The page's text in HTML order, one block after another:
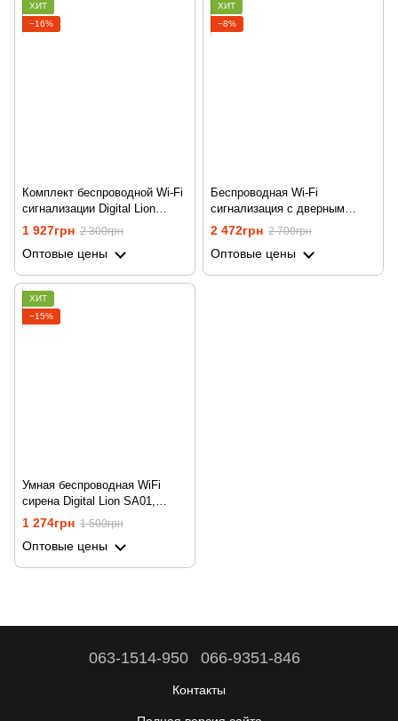
ХИТ
−16%
Комплект беспроводной Wi-Fi
сигнализации Digital Lion
SAS01 с сиреной, поддержка
1 927грн 2 300грн
Оптовые цены
ХИТ
−8%
Беспроводная Wi-Fi
сигнализация с дверным
звонком Digital Lion SAS02, с
сиреной, поддержка Tuya
2 472грн 2 700грн
Оптовые цены
ХИТ
−15%
Умная беспроводная WiFi
сирена Digital Lion SA01,
система безопасности с
поддержкой Tuya
1 274грн 1 500грн
Оптовые цены
063-1514-950 066-9351-846
Контакты